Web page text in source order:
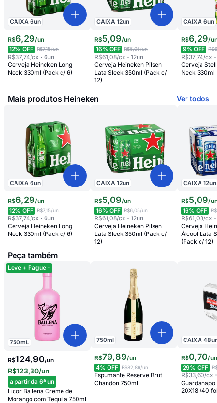
CAIXA 6un
R$6,29/un
12% OFF R$7,15/un
R$37,74/cx 6un
Cerveja Heineken Long
Neck 330ml (Pack c/ 6)
CAIXA12un
R$5,09/un
16% OFF R$6,05/un
R$61,08/cx 12un
Cerveja Heineken Pilsen
Lata Sleek 350ml (Pack c/
12)
CAIXA6un
R$6,29/
9% OFF
R$37,74/cx
Cerveja
Neck 330ml
Mais produtos Heineken Ver todos
CAIXA 6un
R$6,29/un
12% OFF R$7,15/un
R$37,74/cx 6un
Cerveja Heineken Long
Neck 330ml (Pack c/ 6)
CAIXA12un
R$5,09/un
16% OFF R$6,05/un
R$61,08/cx 12un
Cerveja Heineken Pilsen
Lata Sleek 350ml (Pack c/
12)
CAIXA12un
R$5,09/
16% OFF
R$61,08/cx
Cerveja
Álcool Lata
(Pack c/ 12)
Peça também
750mL
Leve + Pague -
R$124,90/un
R$123,30/un
a partir da 6ª un
Licor Ballena Creme de
Morango com Tequila 750ml
750ml
R$79,89/un
4% OFF R$82,89/un
Espumante Reserve Brut
Chandon 750ml
CAIXA48
R$0,70/un
29% OFF
R$33,60/cx
20X18 (40